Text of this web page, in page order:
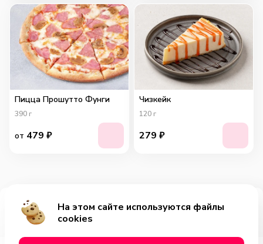
Добавить за 399₽
Пицца Прошутто Фунги
390 г
от 479 ₽
Чизкейк
120 г
279 ₽
На этом сайте используются файлы
cookies